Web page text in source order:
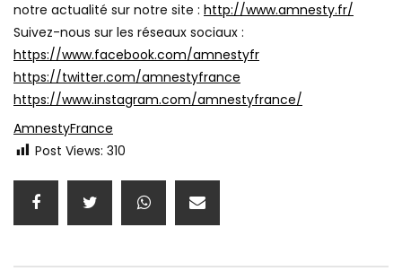
notre actualité sur notre site : http://www.amnesty.fr/
Suivez-nous sur les réseaux sociaux :
https://www.facebook.com/amnestyfr
https://twitter.com/amnestyfrance
https://www.instagram.com/amnestyfrance/
AmnestyFrance
Post Views: 310